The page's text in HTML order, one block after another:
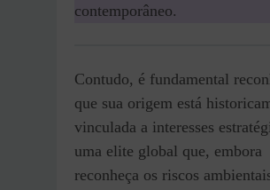
contemporâneo.
Contudo, é fundamental
que sua origem está
vinculada a interesses
uma elite global que, embora
reconheça os riscos